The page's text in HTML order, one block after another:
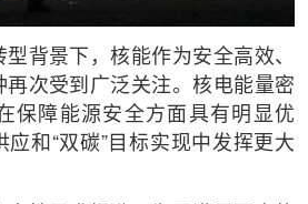
背景下，核能作为安全高效、
次受到广泛关注。核电能量密
保障能源安全方面具有明显优
和“双碳”目标实现中发挥更大